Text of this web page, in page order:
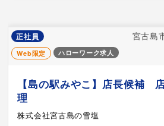
正社員 宮古島
Web限定 ハローワーク求人
【島の駅みやこ】店長候補
理
株式会社宮古島の雪塩